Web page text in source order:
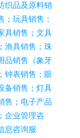
织品及原料销
玩具销售；
具销售；文具
渔具销售；珠
品销售（象牙
钟表销售；眼
备销售；灯具
售；电子产品
企业管理咨
息咨询服